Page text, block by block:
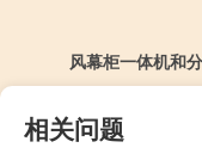
风幕柜一体机和
相关问题